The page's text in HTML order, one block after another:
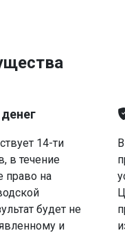
14-ти
в течение
право на
будет не
и